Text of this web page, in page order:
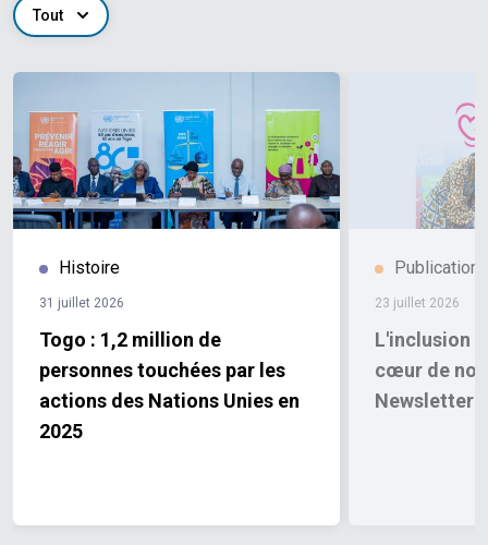
Tout
Histoire
31 juillet 2026
Togo : 1,2 million de
personnes touchées par les
actions des Nations Unies en
2025
Publication
23 juillet 2026
L'inclusion
cœur de
Newsletter